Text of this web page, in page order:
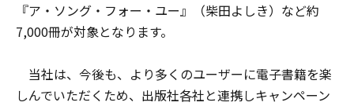
『ア・ソング・フォー・ユー』（柴田よしき）など約
7,000冊が対象となります。
当社は、今後も、より多くのユーザーに電子書籍を楽
しんでいただくため、出版社各社と連携しキャンペーン